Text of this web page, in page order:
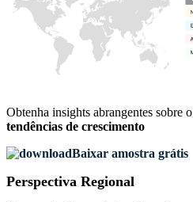
Obtenha insights abrangentes sobre o
tendências de crescimento
Baixar amostra grátis
Perspectiva Regional